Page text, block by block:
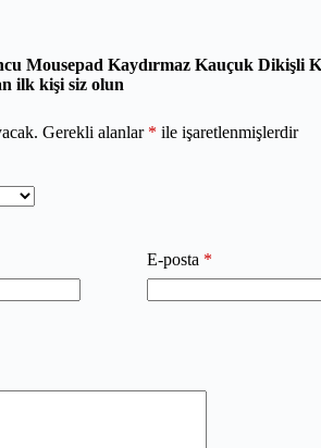
Mousepad Kaydırmaz Kauçuk Dikişli
ilk kişi siz olun
Gerekli alanlar * ile işaretlenmişlerdir
E-posta *